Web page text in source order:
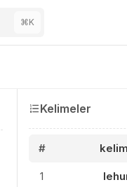
⌘K
Kelimeler
#
1